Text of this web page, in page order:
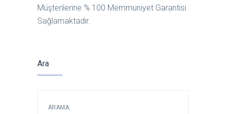
Müşterilerine % 100 Memmuniyet Garantisi
Sağlamaktadır.
Ara
ARAMA: